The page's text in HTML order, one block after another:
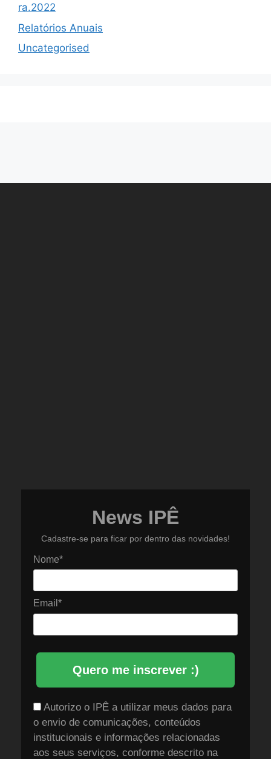
ra.2022
Relatórios Anuais
Uncategorised
News IPÊ
Cadastre-se para ficar por dentro das novidades!
Nome*
Email*
Quero me inscrever :)
Autorizo o IPÊ a utilizar meus dados para
o envio de comunicações, conteúdos
institucionais e informações relacionadas
aos seus serviços, conforme descrito na